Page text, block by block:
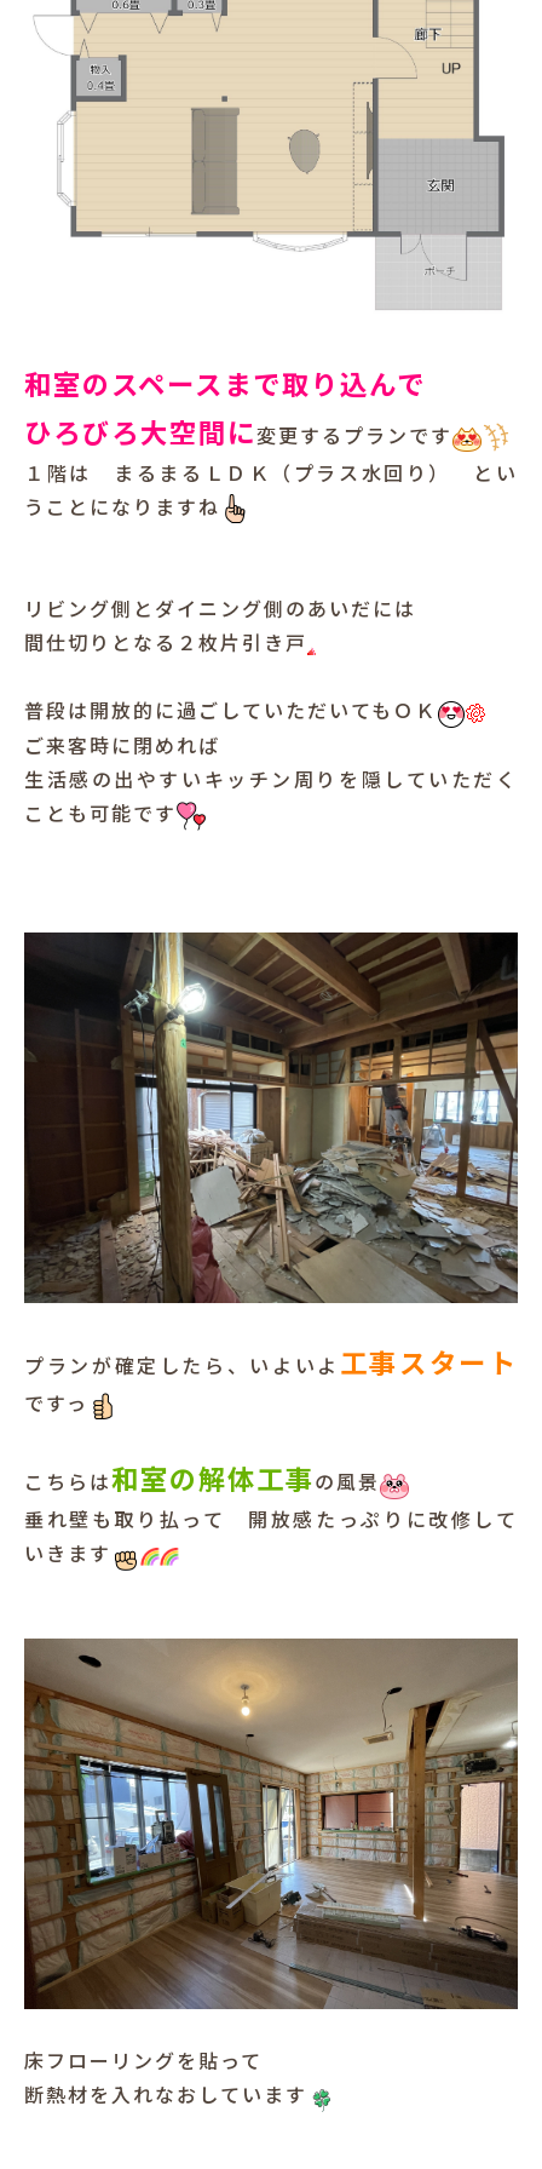
和室のスペースまで取り込んで
ひろびろ大空間に変更するプランです
１階は まるまるＬＤＫ（プラス水回り） とい
うことになりますね
リビング側とダイニング側のあいだには
間仕切りとなる２枚片引き戸
普段は開放的に過ごしていただいてもＯＫ
ご来客時に閉めれば
生活感の出やすいキッチン周りを隠していただく
ことも可能です
プランが確定したら、いよいよ 工事スタート
ですっ
こちらは和室の解体工事の風景
垂れ壁も取り払って 開放感たっぷりに改修して
いきます
床フローリングを貼って
断熱材を入れなおしています